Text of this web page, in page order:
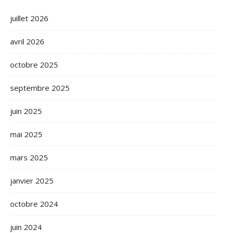
juillet 2026
avril 2026
octobre 2025
septembre 2025
juin 2025
mai 2025
mars 2025
janvier 2025
octobre 2024
juin 2024